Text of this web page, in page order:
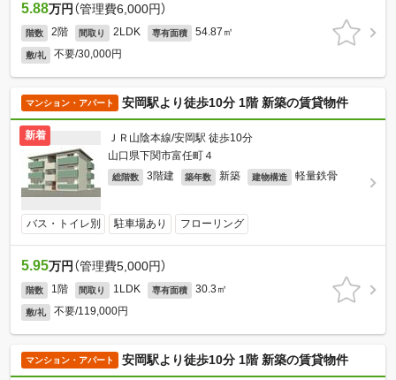
5.88万円 （管理費6,000円）
階数 2階 間取り 2LDK 専有面積 54.87㎡
敷/礼 不要/30,000円
マンション・アパート 安岡駅より徒歩10分 1階 新築の賃貸物件
新着
ＪＲ山陰本線/安岡駅 徒歩10分
山口県下関市富任町４
総階数 3階建 築年数 新築 建物構造 軽量鉄骨
バス・トイレ別 駐車場あり フローリング
5.95万円 （管理費5,000円）
階数 1階 間取り 1LDK 専有面積 30.3㎡
敷/礼 不要/119,000円
マンション・アパート 安岡駅より徒歩10分 1階 新築の賃貸物件